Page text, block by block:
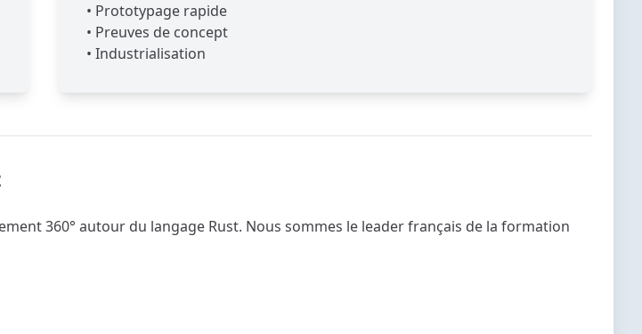
• Prototypage rapide
• Preuves de concept
• Industrialisation
360° autour du langage Rust. Nous sommes le leader français de la formation